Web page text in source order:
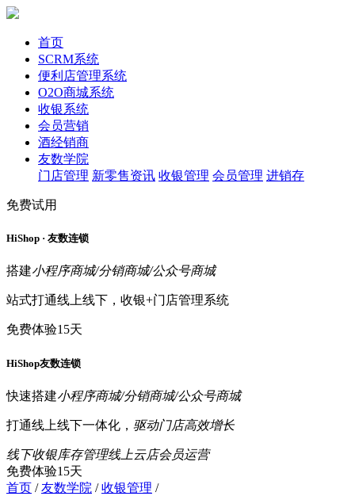
首页
SCRM系统
便利店管理系统
O2O商城系统
收银系统
会员营销
酒经销商
友数学院
门店管理 新零售资讯 收银管理 会员管理 进销存
免费试用
HiShop · 友数连锁
搭建小程序商城/分销商城/公众号商城
站式打通线上线下，收银+门店管理系统
免费体验15天
HiShop友数连锁
快速搭建小程序商城/分销商城/公众号商城
打通线上线下一体化， 驱动门店高效增长
线下收银库存管理线上云店会员运营
免费体验15天
首页 /友数学院 /收银管理 /